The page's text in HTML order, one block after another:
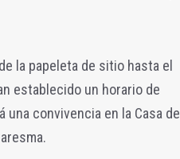
la papeleta de sitio hasta el
establecido un horario de
convivencia en la Casa de